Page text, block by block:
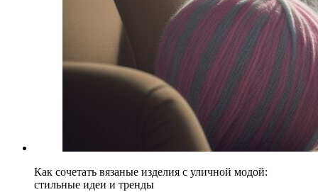
Как сочетать вязаные изделия с уличной модой:
стильные идеи и тренды